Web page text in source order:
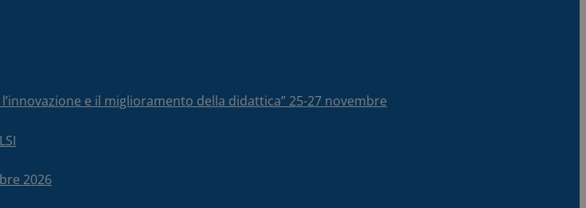
e il miglioramento della didattica” 25-27 novembre
2026